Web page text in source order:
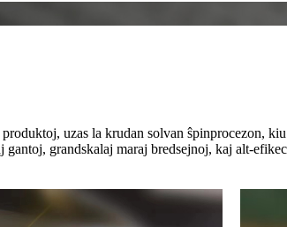
uzas la krudan solvan ŝpinprocezon,
gantoj, grandskalaj maraj bredsejnoj, kaj alt-